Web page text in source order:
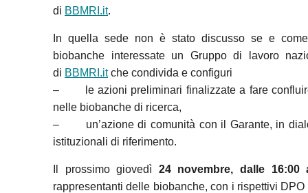
di BBMRI.it.
In quella sede non è stato discusso se e
biobanche interessate un Gruppo di lavoro
di BBMRI.itche condivida e configuri
– le azioni preliminari finalizzate a fare
nelle biobanche di ricerca,
– un’azione di comunità con il Garante, in
istituzionali di riferimento.
Il prossimo giovedì 24 novembre, dalle 16:00
rappresentanti delle biobanche, con i rispettivi